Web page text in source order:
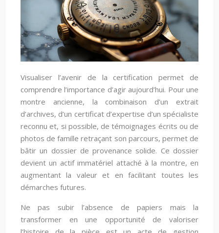
Visualiser l’avenir de la certification permet de
comprendre l’importance d’agir aujourd’hui. Pour une
montre ancienne, la combinaison d’un extrait
d’archives, d’un certificat d’expertise d’un spécialiste
reconnu et, si possible, de témoignages écrits ou de
photos de famille retraçant son parcours, permet de
bâtir un dossier de provenance solide. Ce dossier
devient un actif immatériel attaché à la montre, en
augmentant la valeur et en facilitant toutes les
démarches futures.
Ne pas subir l’absence de papiers mais la
transformer en une opportunité de valoriser